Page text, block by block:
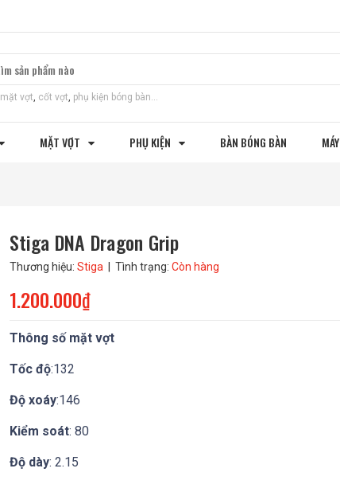
mặt vợt, cốt vợt, phụ kiện bóng bàn...
MẶT VỢT PHỤ KIỆN BÀN BÓNG BÀN
Stiga DNA Dragon Grip
Thương hiệu: Stiga | Tình trạng: Còn hàng
1.200.000₫
Thông số mặt vợt
Tốc độ:132
Độ xoáy:146
Kiểm soát: 80
Độ dày: 2.15